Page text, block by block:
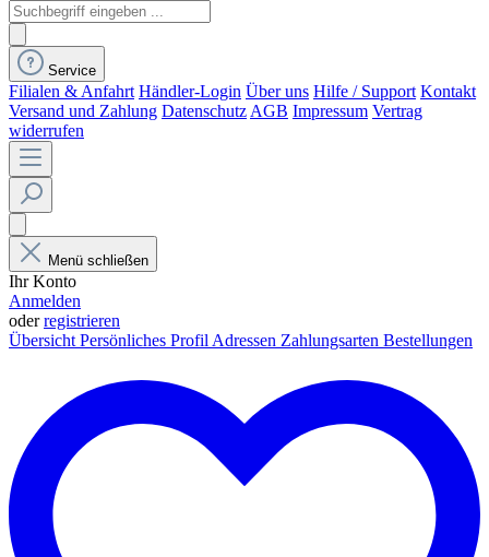
Service
Filialen & Anfahrt Händler-Login Über uns Hilfe / Support Kontakt
Versand und Zahlung Datenschutz AGB Impressum Vertrag
widerrufen
Menü schließen
Ihr Konto
Anmelden
oderregistrieren
Übersicht Persönliches Profil Adressen Zahlungsarten Bestellungen